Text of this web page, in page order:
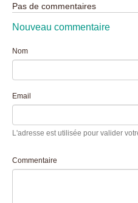
Pas de commentaires
Nouveau commentaire
Nom
Email
L'adresse est utilisée pour valider
Commentaire